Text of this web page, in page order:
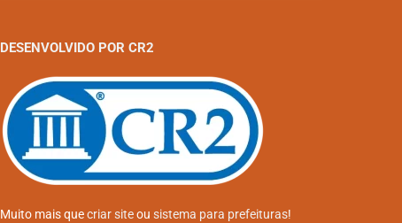
DESENVOLVIDO POR CR2
Muito mais quecriar siteou sistema para prefeituras!